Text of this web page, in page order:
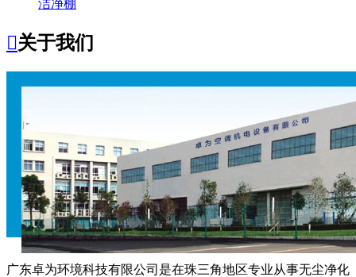
洁净棚
关于我们
广东卓为环境科技有限公司是在珠三角地区专业从事无尘净化